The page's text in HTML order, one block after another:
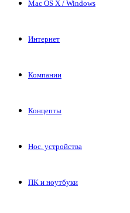
Mac OS X / Windows
Интернет
Компании
Концепты
Нос. устройства
ПК и ноутбуки